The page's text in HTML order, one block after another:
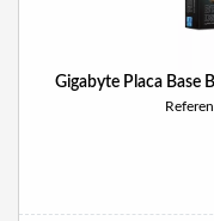
Gigabyte Placa Base